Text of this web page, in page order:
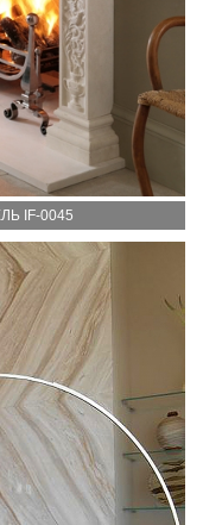
IF-0045